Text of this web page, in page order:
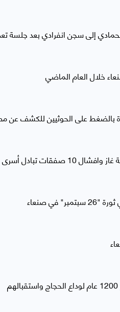
الحمادي إلى سجن انفرادي بعد
بالضغط على الحوثيين للكشف عن
صفقات تبادل أسرى
في صنعاء